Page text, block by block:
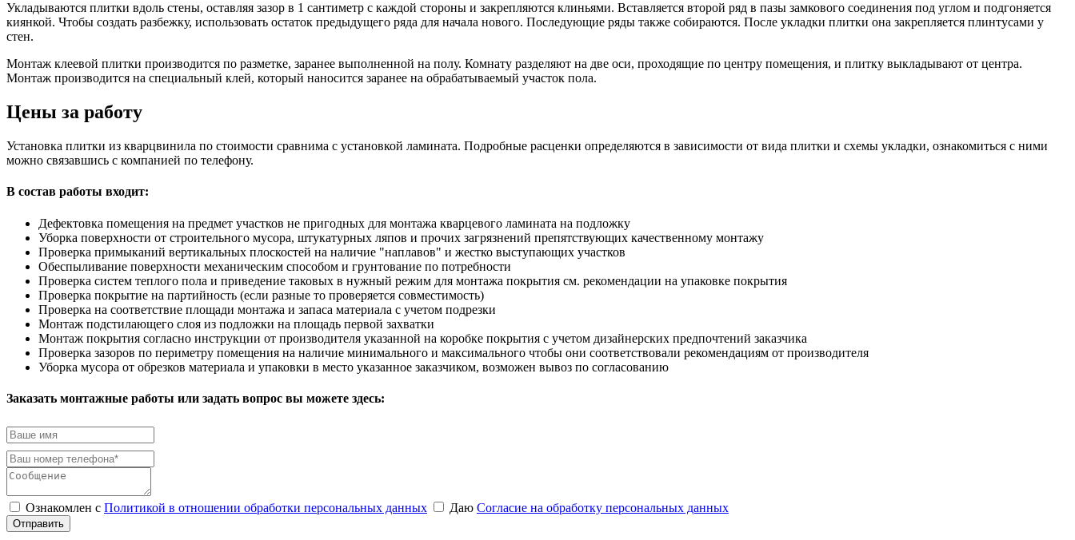
Укладываются плитки вдоль стены, оставляя зазор в 1 сантиметр с каждой стороны и закрепляются клиньями. Вставляется второй ряд в пазы замкового соединения под углом и подгоняется
киянкой. Чтобы создать разбежку, использовать остаток предыдущего ряда для начала нового. Последующие ряды также собираются. После укладки плитки она закрепляется плинтусами у
стен.
Монтаж клеевой плитки производится по разметке, заранее выполненной на полу. Комнату разделяют на две оси, проходящие по центру помещения, и плитку выкладывают от центра.
Монтаж производится на специальный клей, который наносится заранее на обрабатываемый участок пола.
Цены за работу
Установка плитки из кварцвинила по стоимости сравнима с установкой ламината. Подробные расценки определяются в зависимости от вида плитки и схемы укладки, ознакомиться с ними
можно связавшись с компанией по телефону.
В состав работы входит:
Дефектовка помещения на предмет участков не пригодных для монтажа кварцевого ламината на подложку
Уборка поверхности от строительного мусора, штукатурных ляпов и прочих загрязнений препятствующих качественному монтажу
Проверка примыканий вертикальных плоскостей на наличие "наплавов" и жестко выступающих участков
Обеспыливание поверхности механическим способом и грунтование по потребности
Проверка систем теплого пола и приведение таковых в нужный режим для монтажа покрытия см. рекомендации на упаковке покрытия
Проверка покрытие на партийность (если разные то проверяется совместимость)
Проверка на соответствие площади монтажа и запаса материала с учетом подрезки
Монтаж подстилающего слоя из подложки на площадь первой захватки
Монтаж покрытия согласно инструкции от производителя указанной на коробке покрытия с учетом дизайнерских предпочтений заказчика
Проверка зазоров по периметру помещения на наличие минимального и максимального чтобы они соответствовали рекомендациям от производителя
Уборка мусора от обрезков материала и упаковки в место указанное заказчиком, возможен вывоз по согласованию
Заказать монтажные работы или задать вопрос вы можете здесь:
Ознакомлен с Политикой в отношении обработки персональных данных Даю Согласие на обработку персональных данных
Отправить